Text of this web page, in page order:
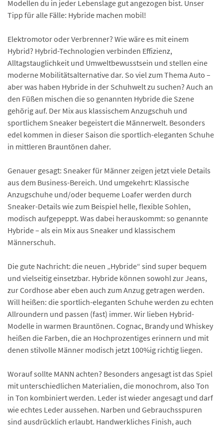
Modellen du in jeder Lebenslage gut angezogen bist. Unser
Tipp für alle Fälle: Hybride machen mobil!
Elektromotor oder Verbrenner? Wie wäre es mit einem
Hybrid? Hybrid-Technologien verbinden Effizienz,
Alltagstauglichkeit und Umwelt­bewusstsein und stellen eine
moderne Mobilitäts­alternative dar. So viel zum Thema Auto –
aber was haben Hybride in der Schuhwelt zu suchen? Auch an
den Füßen mischen die so genannten Hybride die Szene
gehörig auf. Der Mix aus klassischem Anzugschuh und
sportlichem Sneaker begeistert die Männerwelt. Besonders
edel kommen in dieser Saison die sportlich-eleganten Schuhe
in mittleren Brauntönen daher.
Genauer gesagt: Sneaker für Männer zeigen jetzt viele Details
aus dem Business-Bereich. Und umgekehrt: Klassische
Anzugschuhe und/oder bequeme Loafer werden durch
Sneaker-Details wie zum Beispiel helle, flexible Sohlen,
modisch aufgepeppt. Was dabei herauskommt: so genannte
Hybride – als ein Mix aus Sneaker und klassischem
Männerschuh.
Die gute Nachricht: die neuen „Hybride“ sind super bequem
und vielseitig einsetzbar. Hybride können sowohl zur Jeans,
zur Cordhose aber eben auch zum Anzug getragen werden.
Will heißen: die sportlich-eleganten Schuhe werden zu echten
Allroundern und passen (fast) immer. Wir lieben Hybrid-
Modelle in warmen Brauntönen. Cognac, Brandy und Whiskey
heißen die Farben, die an Hochprozentiges erinnern und mit
denen stilvolle Männer modisch jetzt 100%ig richtig liegen.
Worauf sollte MANN achten? Besonders angesagt ist das Spiel
mit unterschiedlichen Materialien, die monochrom, also Ton
in Ton kombiniert werden. Leder ist wieder angesagt und darf
wie echtes Leder aussehen. Narben und Gebrauchsspuren
sind ausdrücklich erlaubt. Handwerkliches Finish, auch